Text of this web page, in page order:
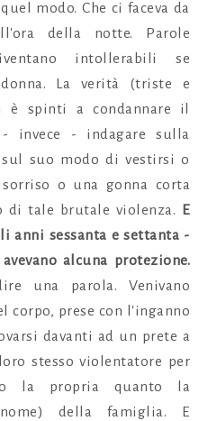
modo. Che ci faceva da
della notte. Parole
intollerabili se
La verità (triste e
è spinti a condannare il
- invece - indagare sulla
suo modo di vestirsi o
o una gonna corta
di tale brutale violenza. E
anni sessanta e settanta -
alcuna protezione.
una parola. Venivano
prese con l'inganno
davanti ad un prete a
stesso violentatore per
la propria quanto la
della famiglia. E